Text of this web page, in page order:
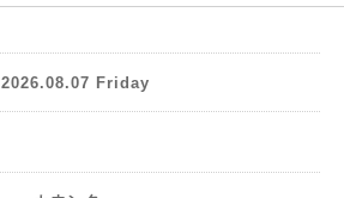
2026.08.07 Friday